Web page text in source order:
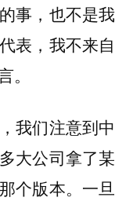
事，也不是我
表，我不来自
我们注意到中
大公司拿了某
个版本。一旦